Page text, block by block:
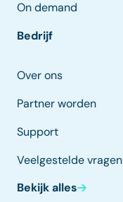
On demand
Bedrijf
Over ons
Partner worden
Support
Veelgestelde vragen
Bekijk alles